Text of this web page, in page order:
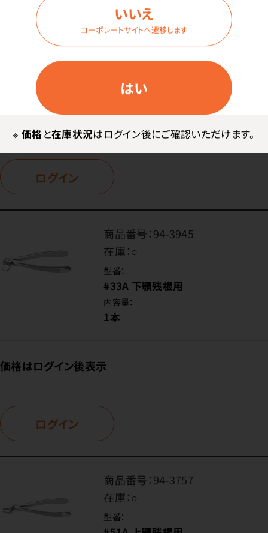
はい
いいえ
コーポレートサイトへ遷移します
※ 価格と在庫状況はログイン後にご確認いただけます。
型番：
価格はログイン後表示
ログイン
商品番号：94-3945
在庫：○
型番：
#33A 下顎残根用
内容量：
1本
価格はログイン後表示
ログイン
商品番号：94-3757
在庫：○
型番：